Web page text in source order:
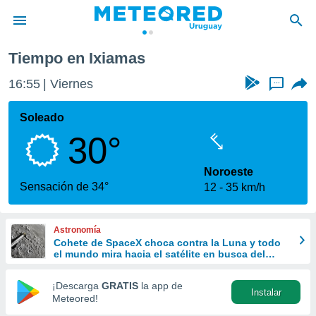
de
ha
calidad.
a este
las
y
forma
digital
basada
Tiempo en Ixiamas
16:55 Viernes ...
Soleado
30°
Sensación de 34°
Noroeste
12
35 km/h
Astronomía
Cohete de SpaceX choca contra la Luna y todo
el mundo mira hacia el satélite en busca del
¡Descarga GRATIS la app de
Meteored!
Instalar